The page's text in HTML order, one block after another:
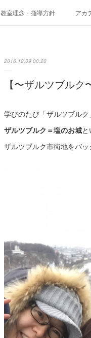
教室理念・指導方針 アカ
2016.12.09 00:20
【〜ザルツブル
学びのたび「ザルツブルク
ザルツブルク＝塩のお城と
ザルツブルク市街地をバッ